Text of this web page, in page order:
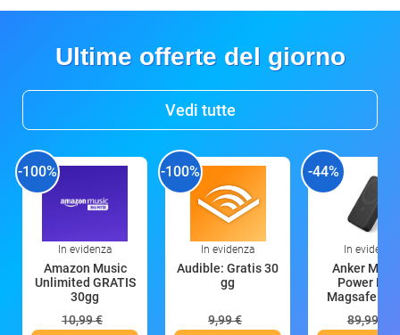
Ultime offerte del giorno
Vedi tutte
-100%
In evidenza
Amazon Music
Unlimited GRATIS
30gg
10,99 €
-100%
In evidenza
Audible: Gratis 30
gg
9,99 €
-44%
In evidenza
Anker
Power
Magsafe
89,99 €